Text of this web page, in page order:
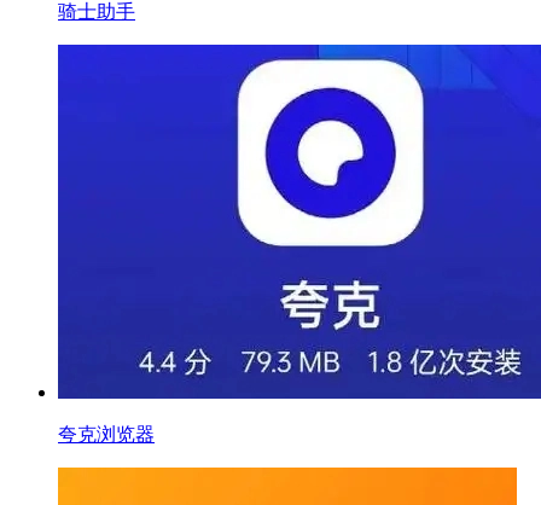
骑士助手
夸克浏览器